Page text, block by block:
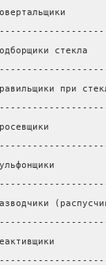
при
¦Просевщики